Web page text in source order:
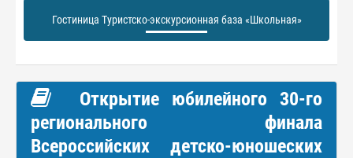
Гостиница Туристско-экскурсионная база «Школьная»
Открытие юбилейного 30-го
регионального финала
Всероссийских детско-юношеских